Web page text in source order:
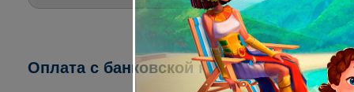
Оплата с банковской карты через